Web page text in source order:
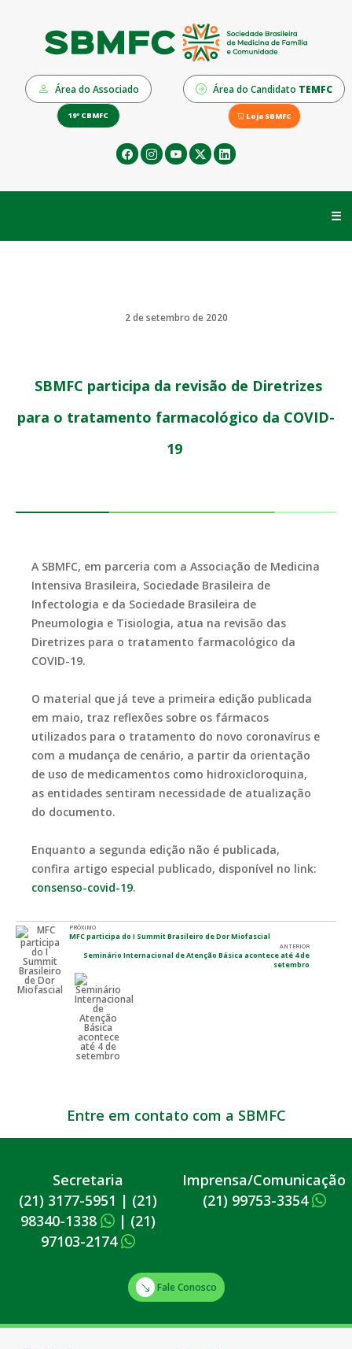
Área do Associado Área do Candidato TEMFC
19º CBMFC Loja SBMFC
☰
2 de setembro de 2020
SBMFC participa da revisão de Diretrizes
para o tratamento farmacológico da COVID-
19
A SBMFC, em parceria com a Associação de Medicina
Intensiva Brasileira, Sociedade Brasileira de
Infectologia e da Sociedade Brasileira de
Pneumologia e Tisiologia, atua na revisão das
Diretrizes para o tratamento farmacológico da
COVID-19.
O material que já teve a primeira edição publicada
em maio, traz reflexões sobre os fármacos
utilizados para o tratamento do novo coronavírus e
com a mudança de cenário, a partir da orientação
de uso de medicamentos como hidroxicloroquina,
as entidades sentiram necessidade de atualização
do documento.
Enquanto a segunda edição não é publicada,
confira artigo especial publicado, disponível no link:
consenso-covid-19.
PRÓXIMO
MFC participa do I Summit Brasileiro de Dor Miofascial
ANTERIOR
Seminário Internacional de Atenção Básica acontece até 4 de
setembro
Entre em contato com a SBMFC
Secretaria
(21) 3177-5951 | (21)
98340-1338
| (21)
97103-2174
Imprensa/Comunicação
(21) 99753-3354
Fale Conosco